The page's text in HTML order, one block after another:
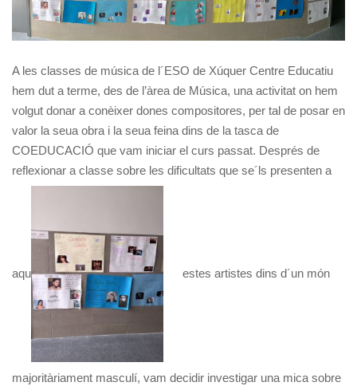
A les classes de música de l´ESO de Xúquer Centre Educatiu
hem dut a terme, des de l’àrea de Música, una activitat on hem
volgut donar a conèixer dones compositores, per tal de posar en
valor la seua obra i la seua feina dins de la tasca de
COEDUCACIÓ que vam iniciar el curs passat. Després de
reflexionar a classe sobre les dificultats que se´ls presenten a
aqu estes artistes dins d´un món
majoritàriament masculí, vam decidir investigar una mica sobre